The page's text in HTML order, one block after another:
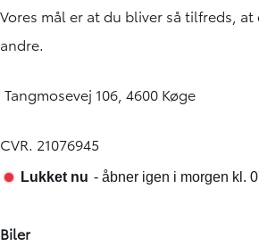
Vores mål er at du bliver så tilfreds,
andre.
Tangmosevej 106, 4600 Køge
CVR. 21076945
Biler